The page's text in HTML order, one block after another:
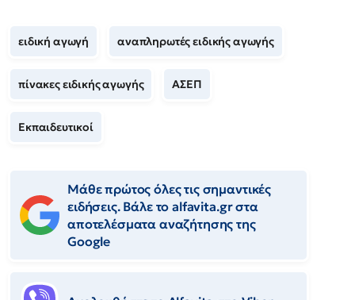
ειδική αγωγή αναπληρωτές ειδικής αγωγής
πίνακες ειδικής αγωγής ΑΣΕΠ
Εκπαιδευτικοί
Μάθε πρώτος όλες τις σημαντικές
ειδήσεις. Βάλε το alfavita.gr στα
αποτελέσματα αναζήτησης της
Google